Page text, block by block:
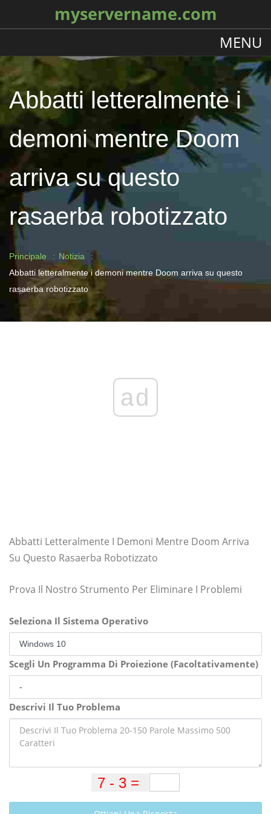
myservername.com
MENU
Abbatti letteralmente i
demoni mentre Doom
arriva su questo
rasaerba robotizzato
Principale
Notizia
Abbatti letteralmente i demoni mentre Doom arriva su questo
rasaerba robotizzato
ad
Abbatti Letteralmente I Demoni Mentre Doom Arriva
Su Questo Rasaerba Robotizzato
Prova Il Nostro Strumento Per Eliminare I Problemi
Seleziona Il Sistema Operativo
Scegli Un Programma Di Proiezione (Facoltativamente)
Descrivi Il Tuo Problema